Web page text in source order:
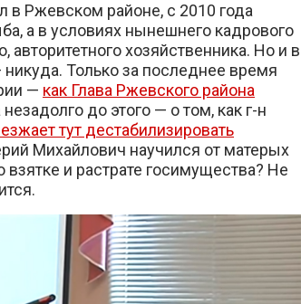
в Ржевском районе, с 2010 года
а в условиях нынешнего кадрового
хозяйственника. Но и в
Только за последнее время
— как Глава Ржевского района
незадолго до этого — о том, как г-н
тут дестабилизировать
Михайлович научился от матерых
и растрате госимущества? Не